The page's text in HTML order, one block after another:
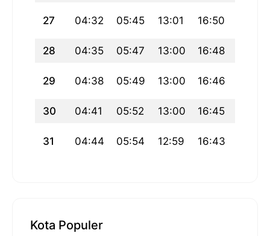
27 04:32 05:45 13:01 16:50
28 04:35 05:47 13:00 16:48
29 04:38 05:49 13:00 16:46
30 04:41 05:52 13:00 16:45
31 04:44 05:54 12:59 16:43
Kota Populer